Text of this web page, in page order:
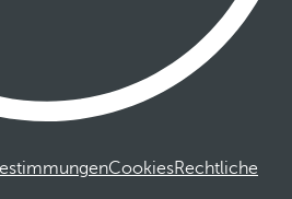
CookiesRechtliche